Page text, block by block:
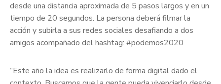
desde una distancia aproximada de 5 pasos largos y en un
tiempo de 20 segundos. La persona deberá filmar la
acción y subirla a sus redes sociales desafiando a dos
amigos acompañado del hashtag: #podemos2020
“Este año la idea es realizarlo de forma digital dado el